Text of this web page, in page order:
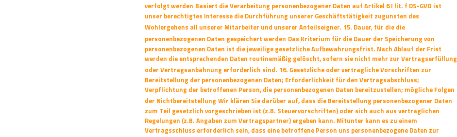
verfolgt werden Basiert die Verarbeitung personenbezogener Daten auf Artikel 6 I lit. f DS-GVO ist
unser berechtigtes Interesse die Durchführung unserer Geschäftstätigkeit zugunsten des
Wohlergehens all unserer Mitarbeiter und unserer Anteilseigner. 15. Dauer, für die die
personenbezogenen Daten gespeichert werden Das Kriterium für die Dauer der Speicherung von
personenbezogenen Daten ist die jeweilige gesetzlicheAufbewahrungsfrist. Nach Ablauf der Frist
werden die entsprechenden Daten routinemäßig gelöscht, sofern sie nicht mehr zur Vertragserfüllung
oder Vertragsanbahnung erforderlich sind. 16. Gesetzliche oder vertragliche Vorschriften zur
Bereitstellung der personenbezogenen Daten; Erforderlichkeit für den Vertragsabschluss;
Verpflichtung der betroffenen Person, die personenbezogenen Daten bereitzustellen; mögliche Folgen
der Nichtbereitstellung Wir klären Sie darüber auf, dass die Bereitstellung personenbezogener Daten
zum Teil gesetzlich vorgeschrieben ist (z.B. Steuervorschriften) oder sich auch aus vertraglichen
Regelungen (z.B. Angaben zum Vertragspartner) ergeben kann. Mitunter kann es zu einem
Vertragsschluss erforderlich sein, dass eine betroffene Person uns personenbezogene Daten zur